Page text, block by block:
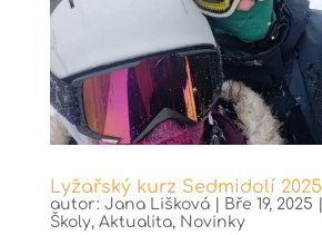
Lyžařský kurz Sedmidolí 2025
autor: Jana Lišková| Bře 19, 2025
Školy, Aktualita, Novinky